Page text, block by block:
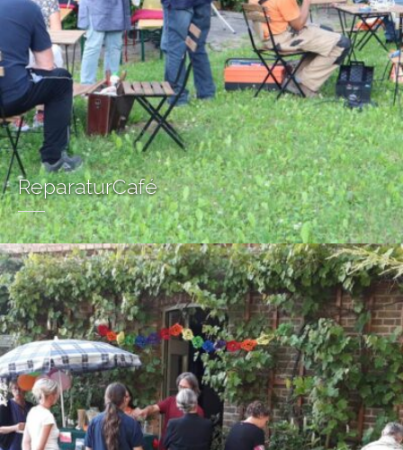
ReparaturCafé